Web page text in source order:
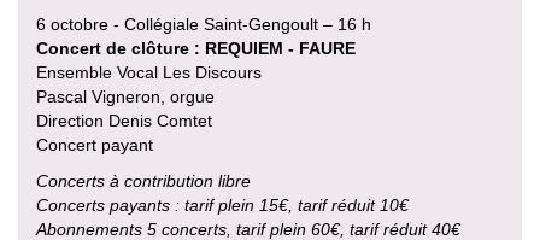
6 octobre - Collégiale Saint-Gengoult – 16 h
Concert de clôture : REQUIEM - FAURE
Ensemble Vocal Les Discours
Pascal Vigneron, orgue
Direction Denis Comtet
Concert payant
Concerts à contribution libre
Concerts payants : tarif plein 15€, tarif réduit 10€
Abonnements 5 concerts, tarif plein 60€, tarif réduit 40€